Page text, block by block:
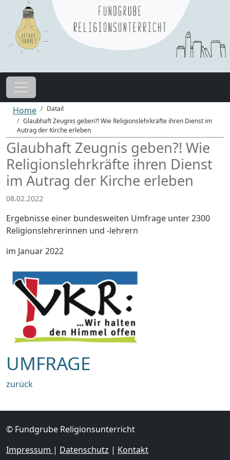
Home
Datail
Glaubhaft Zeugnis geben?! Wie Religionslehrkräfte ihren Dienst im
Autrag der Kirche erleben
Glaubhaft Zeugnis geben?! Wie
Religionslehrkräfte ihren Dienst
im Autrag der Kirche erleben
08.02.2022
Ergebnisse einer bundesweiten Umfrage unter 2300
Religionslehrerinnen und -lehrern
im Januar 2022
UMFRAGE
zurück
© Fundgrube Religionsunterricht
Impressum | Datenschutz | Kontakt